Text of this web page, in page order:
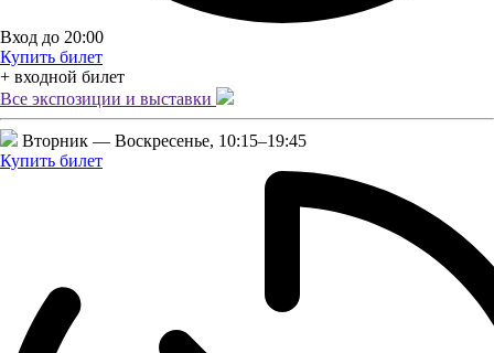
Вход до 20:00
Купить билет
+ входной билет
Все экспозиции и выставки
Вторник — Воскресенье, 10:15–19:45
Купить билет